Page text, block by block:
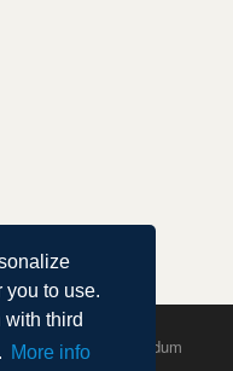
you to use.
with third
More info
| Powered by Agendum